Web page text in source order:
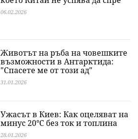
06.02.2026
Животът на ръба на човешките
възможности в Антарктида:
"Спасете ме от този ад"
31.01.2026
Ужасът в Киев: Как оцеляват на
минус 20°C без ток и топлина
28.01.2026